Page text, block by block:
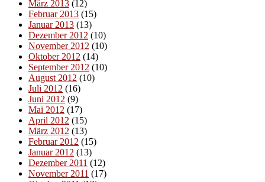
März 2013 (12)
Februar 2013 (15)
Januar 2013 (13)
Dezember 2012 (10)
November 2012 (10)
Oktober 2012 (14)
September 2012 (10)
August 2012 (10)
Juli 2012 (16)
Juni 2012 (9)
Mai 2012 (17)
April 2012 (15)
März 2012 (13)
Februar 2012 (15)
Januar 2012 (13)
Dezember 2011 (12)
November 2011 (17)